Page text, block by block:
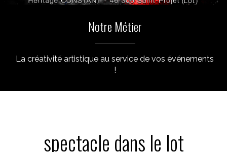
Notre Métier
La créativité artistique au service de vos événements
!
spectacle dans le lot